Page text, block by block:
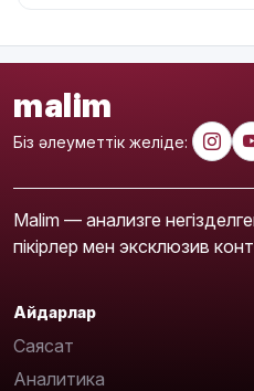
malim
Біз әлеуметтік желіде:
Malim — анализге
пікірлер мен эксклюзив
Айдарлар
Саясат
Аналитика